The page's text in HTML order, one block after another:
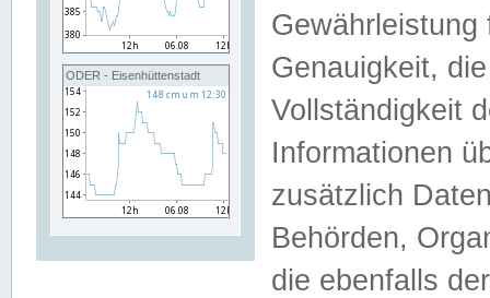
ODER - Eisenhüttenstadt
Genauigkeit,
Vollständigkeit
Informationen
zusätzlich
Behörden,
die ebenfalls